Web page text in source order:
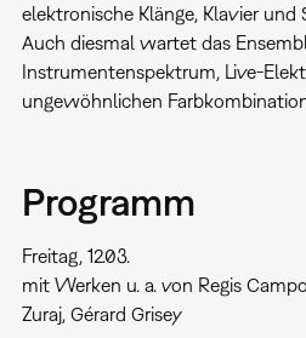
elektronische Klänge, Klavier und
Auch diesmal wartet das
Instrumentenspektrum, Live-
ungewöhnlichen
Programm
Freitag, 12.03.
mit Werken u. a. von Regis
Zuraj, Gérard Grisey